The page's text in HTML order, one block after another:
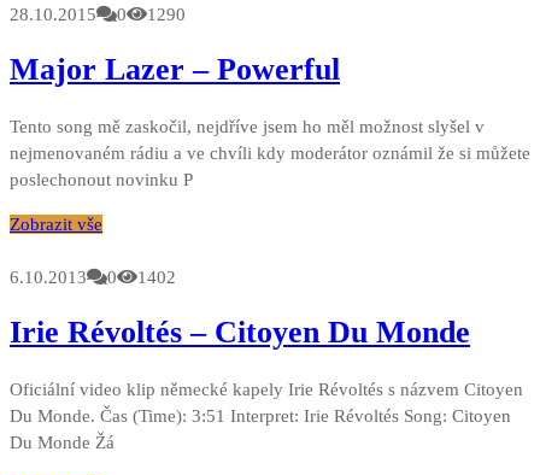
28.10.2015 0 1290
Major Lazer – Powerful
Tento song mě zaskočil, nejdříve jsem ho měl možnost slyšel v
nejmenovaném rádiu a ve chvíli kdy moderátor oznámil že si můžete
poslechonout novinku P
Zobrazit vše
6.10.2013 0 1402
Irie Révoltés – Citoyen Du Monde
Oficiální video klip německé kapely Irie Révoltés s názvem Citoyen
Du Monde. Čas (Time): 3:51 Interpret: Irie Révoltés Song: Citoyen
Du Monde Žá